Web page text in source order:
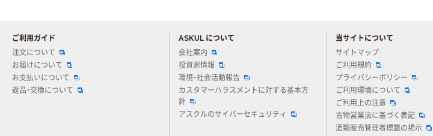
ご利用ガイド
注文について
お届けについて
お支払いについて
返品・交換について
ASKUL について
会社案内
投資家情報
環境・社会活動報告
カスタマーハラスメントに対する基本方
針
アスクルのサイバーセキュリティ
当サイトについて
サイトマップ
ご利用規約
プライバシーポリシー
ご利用環境について
ご利用上の注意
古物営業法に基づく表記
酒類販売管理者標識の掲示